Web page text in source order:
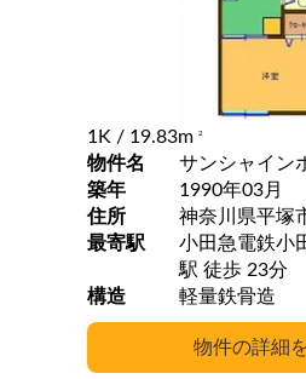
1K / 19.83m 2
物件名
サンシャイン
築年
1990年03月
住所
神奈川県平塚
最寄駅
小田急電鉄小
駅 徒歩 23分
構造
軽量鉄骨造